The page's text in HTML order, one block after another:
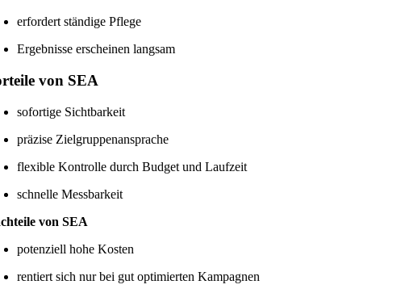
erfordert ständige Pflege
Ergebnisse erscheinen langsam
von SEA
sofortige Sichtbarkeit
präzise Zielgruppenansprache
flexible Kontrolle durch Budget und Laufzeit
schnelle Messbarkeit
von SEA
potenziell hohe Kosten
rentiert sich nur bei gut optimierten Kampagnen